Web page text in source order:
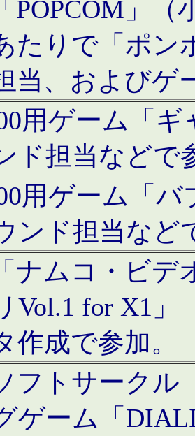
POPCOM」（
たりで「ポン
当、およびゲ
用ゲーム「
ド担当などで
用ゲーム「
ンド担当など
ナムコ・ビデ
Vol.1 for X1」
作成で参加。
フトサークル
ゲーム「